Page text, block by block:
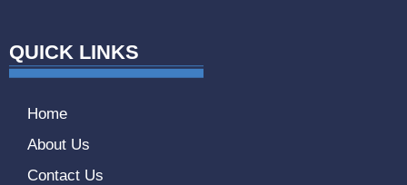
QUICK LINKS
Home
About Us
Contact Us